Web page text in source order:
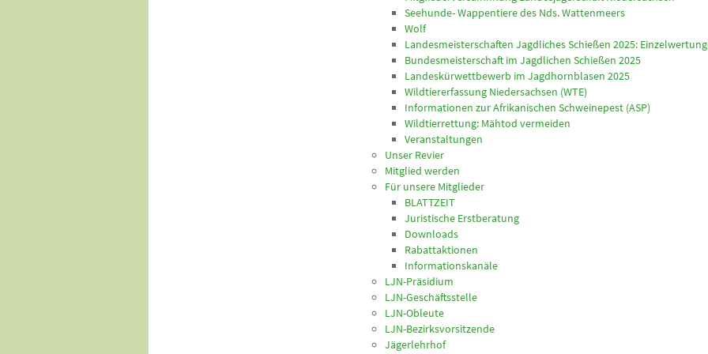
Seehunde- Wappentiere des Nds. Wattenmeers
Wolf
Landesmeisterschaften Jagdliches Schießen 2025:
Bundesmeisterschaft im Jagdlichen Schießen 2025
Landeskürwettbewerb im Jagdhornblasen 2025
Wildtiererfassung Niedersachsen (WTE)
Informationen zur Afrikanischen Schweinepest (ASP)
Wildtierrettung: Mähtod vermeiden
Veranstaltungen
Unser Revier
Mitglied werden
Für unsere Mitglieder
BLATTZEIT
Juristische Erstberatung
Downloads
Rabattaktionen
Informationskanäle
LJN-Präsidium
LJN-Geschäftsstelle
LJN-Obleute
LJN-Bezirksvorsitzende
Jägerlehrhof